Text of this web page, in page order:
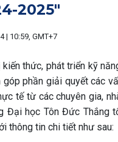
2025"
| 10:59, GMT+7
kiến thức, phát triển kỹ
góp phần giải quyết các
tế từ các chuyên gia,
Đại học Tôn Đức Thắng
thông tin chi tiết như sau: